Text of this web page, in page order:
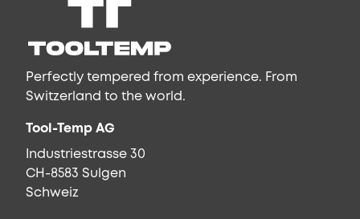
Perfectly tempered from experience. From
Switzerland to the world.
Tool-Temp AG
Industriestrasse 30
CH-8583 Sulgen
Schweiz